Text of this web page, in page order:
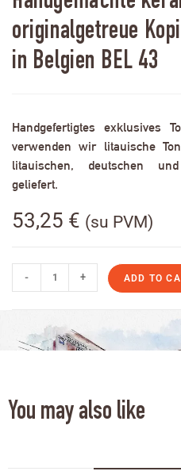
originalgetreue
in Belgien BEL 43
Handgefertigtes exklusives
verwenden wir litauische
litauischen, deutschen
geliefert.
53,25 € (su PVM)
- + ADD TO
You may also like